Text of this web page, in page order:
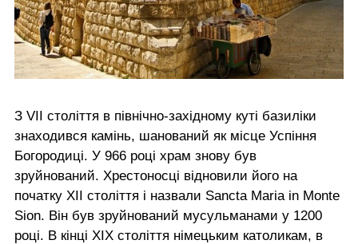
З VII століття в північно-західному куті базиліки
знаходився камінь, шанований як місце Успіння
Богородиці. У 966 році храм знову був
зруйнований. Хрестоносці відновили його на
початку XII століття і назвали Sancta Maria in Monte
Sion. Він був зруйнований мусульманами у 1200
році. В кінці XIX століття німецьким католикам, в